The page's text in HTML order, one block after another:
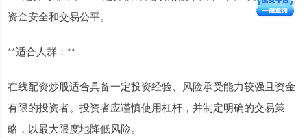
资金安全和交易公平。
**适合人群：**
在线配资炒股适合具备一定投资经验、风险承受能力较强且资金
有限的投资者。投资者应谨慎使用杠杆，并制定明确的交易策
略，以最大限度地降低风险。